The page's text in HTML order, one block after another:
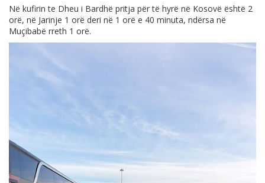
Në kufirin te Dheu i Bardhë pritja për të hyrë në Kosovë është 2
orë, në Jarinje 1 orë deri në 1 orë e 40 minuta, ndërsa në
Muçibabë rreth 1 orë.